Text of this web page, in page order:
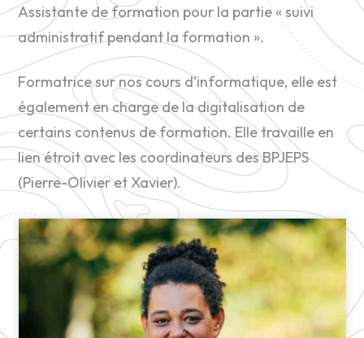
Assistante de formation pour la partie « suivi
administratif pendant la formation ».
Formatrice sur nos cours d’informatique, elle est
également en charge de la digitalisation de
certains contenus de formation. Elle travaille en
lien étroit avec les coordinateurs des BPJEPS
(Pierre-Olivier et Xavier).